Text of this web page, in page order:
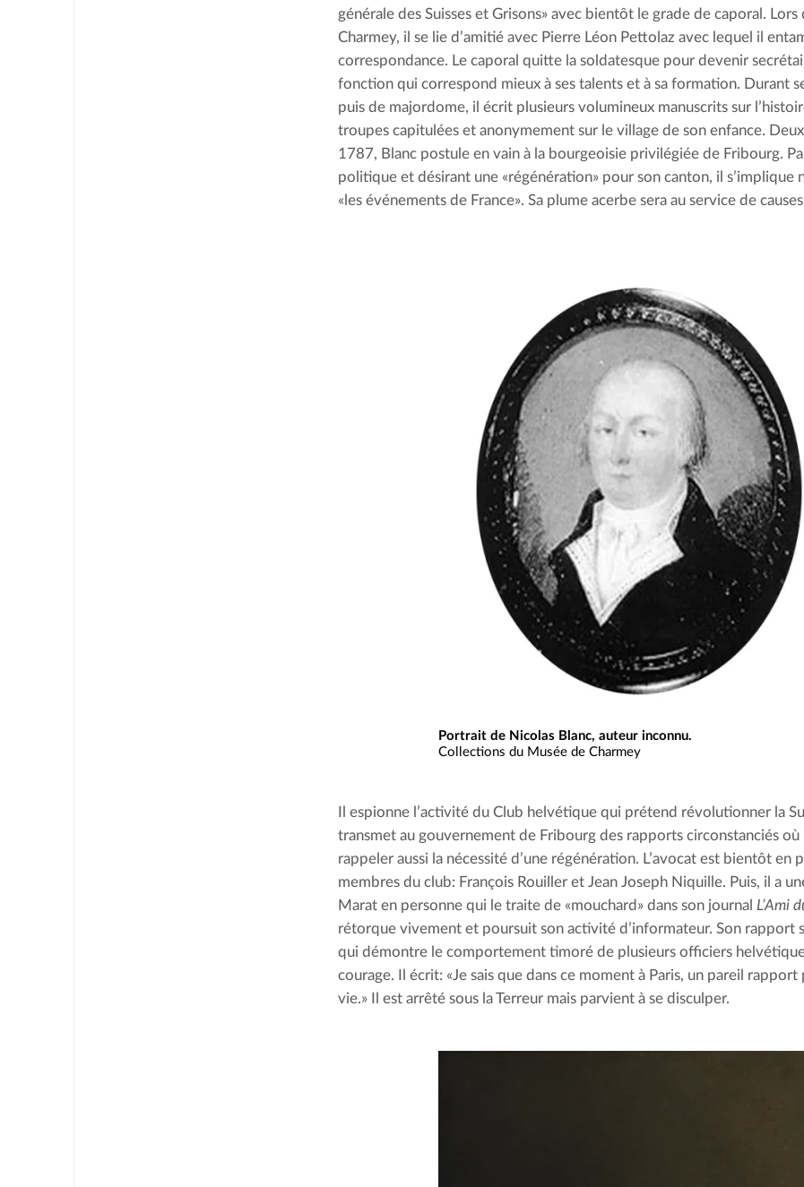
générale des Suisses et Grisons» avec bientôt le grade de caporal. Lors
Charmey, il se lie d’amitié avec Pierre Léon Pettolaz avec lequel il
correspondance. Le caporal quitte la soldatesque pour devenir
fonction qui correspond mieux à ses talents et à sa formation. Durant
puis de majordome, il écrit plusieurs volumineux manuscrits sur
troupes capitulées et anonymement sur le village de son enfance.
1787, Blanc postule en vain à la bourgeoisie privilégiée de Fribourg.
politique et désirant une «régénération» pour son canton, il s’implique
«les événements de France». Sa plume acerbe sera au service de
Portrait de Nicolas Blanc, auteur inconnu.
Collections du Musée de Charmey
Il espionne l’activité du Club helvétique qui prétend révolutionner la
transmet au gouvernement de Fribourg des rapports circonstanciés où
rappeler aussi la nécessité d’une régénération. L’avocat est bientôt en
membres du club: François Rouiller et Jean Joseph Niquille. Puis, il a
Marat en personne qui le traite de «mouchard» dans son journal L’Ami
rétorque vivement et poursuit son activité d’informateur. Son rapport
qui démontre le comportement timoré de plusieurs officiers
courage. Il écrit: «Je sais que dans ce moment à Paris, un pareil
vie.» Il est arrêté sous la Terreur mais parvient à se disculper.